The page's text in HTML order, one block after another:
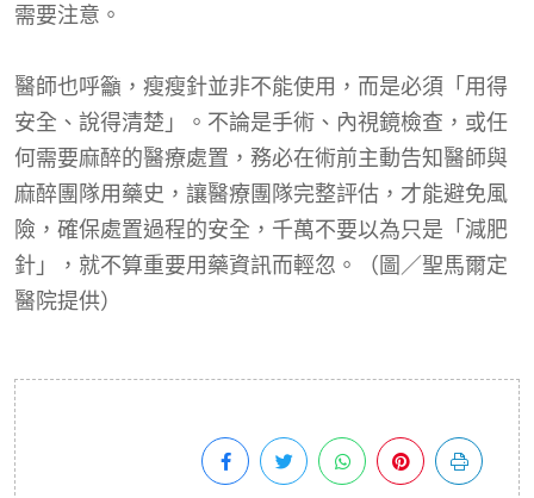
需要注意。
醫師也呼籲，瘦瘦針並非不能使用，而是必須「用得
安全、說得清楚」。不論是手術、內視鏡檢查，或任
何需要麻醉的醫療處置，務必在術前主動告知醫師與
麻醉團隊用藥史，讓醫療團隊完整評估，才能避免風
險，確保處置過程的安全，千萬不要以為只是「減肥
針」，就不算重要用藥資訊而輕忽。（圖／聖馬爾定
醫院提供）